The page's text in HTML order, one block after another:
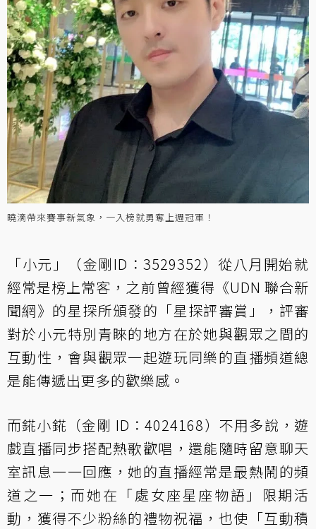
曉滴帶來賽事新氣象，一入榜就勇奪上週冠軍！
「小元」（金剛ID：3529352）從八月開始就
經常是榜上常客，之前曾經獲得《UDN 聯合新
聞網》的星探所頒發的「星探評審賞」，評審
對於小元特別青睞的地方在於她與觀眾之間的
互動性，會與觀眾一起遊玩同樂的直播頻道總
是能傳遞出更多的歡樂感。
而錵小錵（金剛 ID：4024168）不用多說，遊
戲直播同步搭配熱歌歡唱，還能隨時留意聊天
室訊息一一回應，她的直播經常是最熱鬧的頻
道之一；而她在「處女座星座物語」限期活
動，獲得不少粉絲的禮物祝福，也使「互動積